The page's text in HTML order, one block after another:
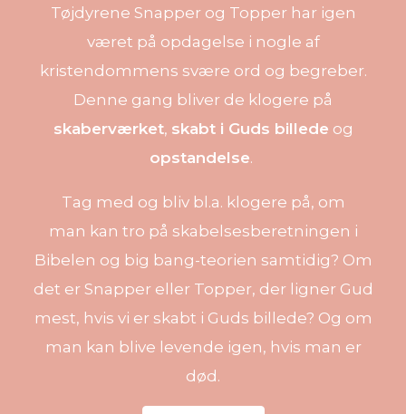
Tøjdyrene Snapper og Topper har igen
været på opdagelse i nogle af
kristendommens svære ord og begreber.
Denne gang bliver de klogere på
skaberværket, skabt i Guds billede og
opstandelse.
Tag med og bliv bl.a. klogere på, om
man kan tro på skabelsesberetningen i
Bibelen og big bang-teorien samtidig? Om
det er Snapper eller Topper, der ligner Gud
mest, hvis vi er skabt i Guds billede? Og om
man kan blive levende igen, hvis man er
død.